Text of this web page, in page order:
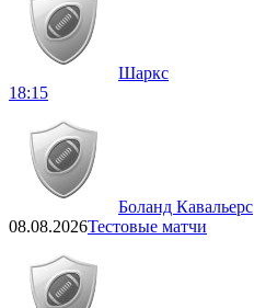
Шаркс
18:15
Боланд Кавальерс
08.08.2026Тестовые матчи